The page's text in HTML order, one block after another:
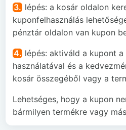
3. lépés: a kosár oldalon
kuponfelhasználás
pénztár oldalon van kupon
4. lépés: aktiváld a kupont
használatával és a
kosár összegéből vagy a
Lehetséges, hogy a kupon
bármilyen termékre vagy